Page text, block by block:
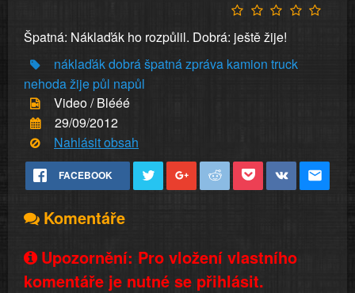
Špatná: Náklaďák ho rozpůlil. Dobrá: ještě žije!
náklaďákdobrášpatnázpráva kamion truck
nehodažijepůl napůl
Video / Blééé
29/09/2012
Nahlásit obsah
FACEBOOK
Komentáře
Upozornění: Pro vložení vlastního
komentáře je nutné se přihlásit.